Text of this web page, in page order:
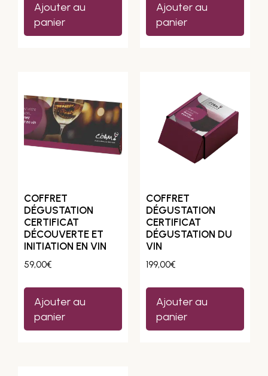
Ajouter au
panier
Ajouter au
panier
COFFRET
DÉGUSTATION
CERTIFICAT
DÉCOUVERTE ET
INITIATION EN VIN
59,00€
Ajouter au
panier
COFFRET
DÉGUSTATION
CERTIFICAT
DÉGUSTATION DU
VIN
199,00€
Ajouter au
panier